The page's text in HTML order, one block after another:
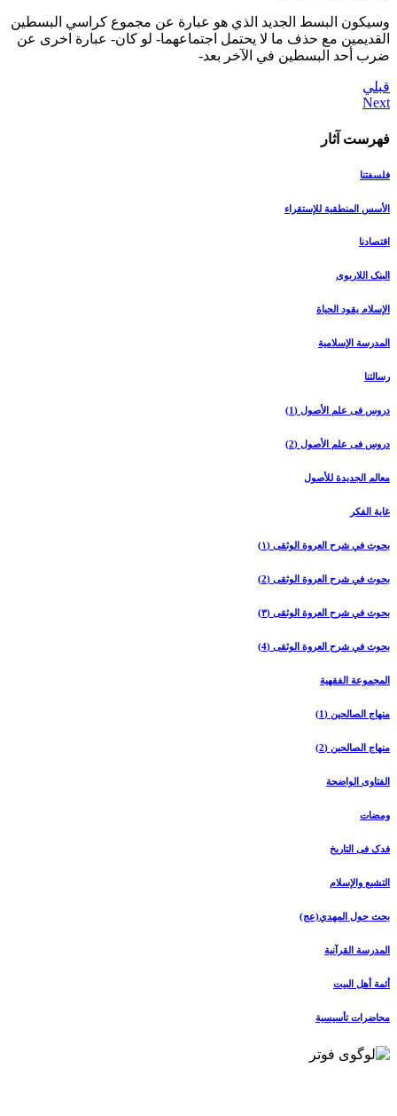
وسيكون البسط الجديد الذي هو عبارة عن مجموع كراسي البسطين
القديمين مع حذف ما لا يحتمل اجتماعهما- لو كان- عبارة اخرى عن
ضرب أحد البسطين في الآخر بعد-
قبلي
فهرست آثار
فلسفتنا
الأسس المنطقیة للإستقراء
اقتصادنا
البنک اللاربوی
الإسلام یقود الحیاة
المدرسة الإسلامیة
رسالتنا
دروس فی علم الأصول (1)
دروس فی علم الأصول (2)
معالم الجدیدة للأصول
غایة الفکر
بحوث في شرح العروة الوثقی (۱)
بحوث في شرح العروة الوثقی (2)
بحوث في شرح العروة الوثقی (۳)
بحوث في شرح العروة الوثقی (4)
المجموعة الفقهیة
منهاج الصالحین (1)
منهاج الصالحین (2)
الفتاوی الواضحة
ومضات
فدک فی التاریخ
التشیع والإسلام
بحث حول المهدي(عج)
المدرسة القرآنیة
أئمة أهل البیت
محاضرات تأسیسیة